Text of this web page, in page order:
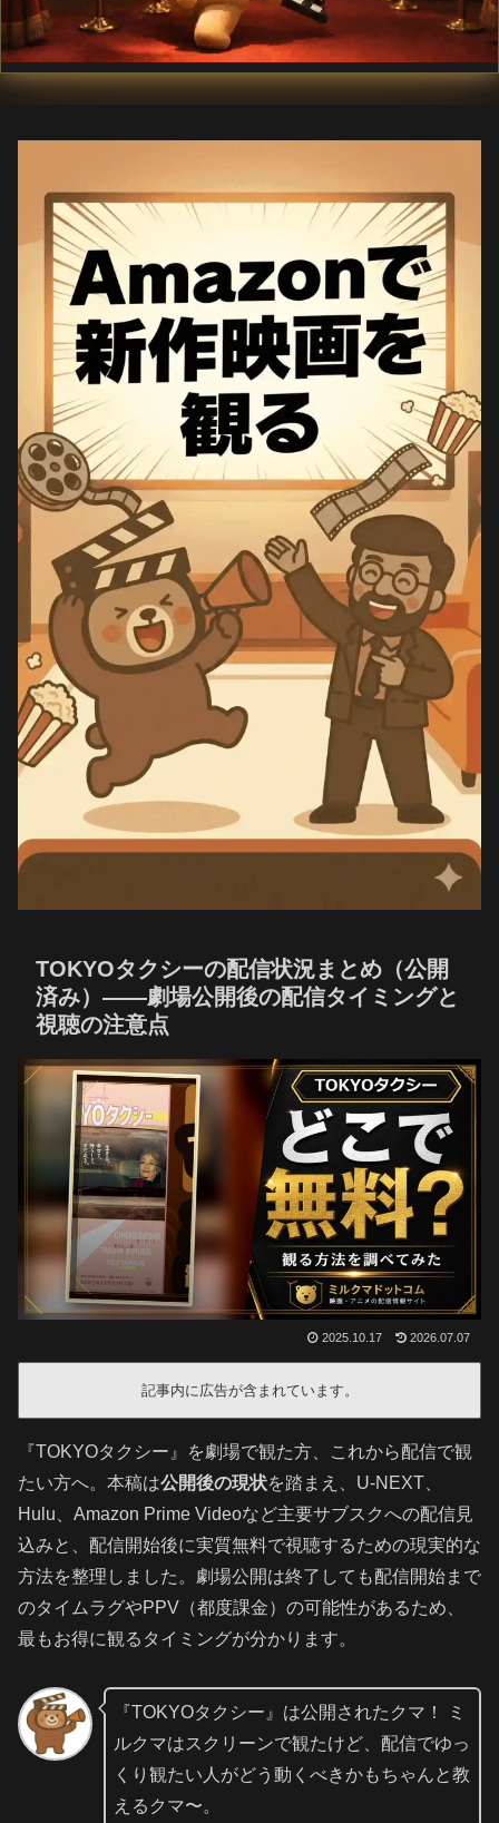
TOKYOタクシーの配信状況まとめ（公開
済み）——劇場公開後の配信タイミングと
視聴の注意点
2025.10.17 2026.07.07
記事内に広告が含まれています。
『TOKYOタクシー』を劇場で観た方、これから配信で観
たい方へ。本稿は公開後の現状を踏まえ、U-NEXT、
Hulu、Amazon Prime Videoなど主要サブスクへの配信見
込みと、配信開始後に実質無料で視聴するための現実的な
方法を整理しました。劇場公開は終了しても配信開始まで
のタイムラグやPPV（都度課金）の可能性があるため、
最もお得に観るタイミングが分かります。
『TOKYOタクシー』は公開されたクマ！ ミ
ルクマはスクリーンで観たけど、配信でゆっ
くり観たい人がどう動くべきかもちゃんと教
えるクマ〜。